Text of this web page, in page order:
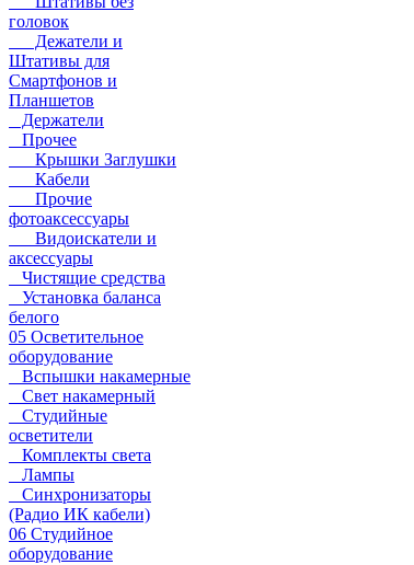
головок
Дежатели и
Штативы для
Смартфонов и
Планшетов
Держатели
Прочее
Крышки Заглушки
Кабели
Прочие
фотоаксессуары
Видоискатели и
аксессуары
Чистящие средства
Установка баланса
белого
05 Осветительное
оборудование
Вспышки накамерные
Свет накамерный
Студийные
осветители
Комплекты света
Лампы
Синхронизаторы
(Радио ИК кабели)
06 Студийное
оборудование